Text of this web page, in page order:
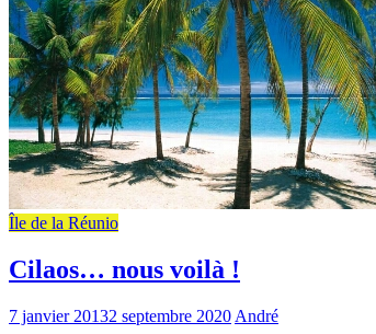
Île de la Réunio
Cilaos… nous voilà !
7 janvier 20132 septembre 2020 André